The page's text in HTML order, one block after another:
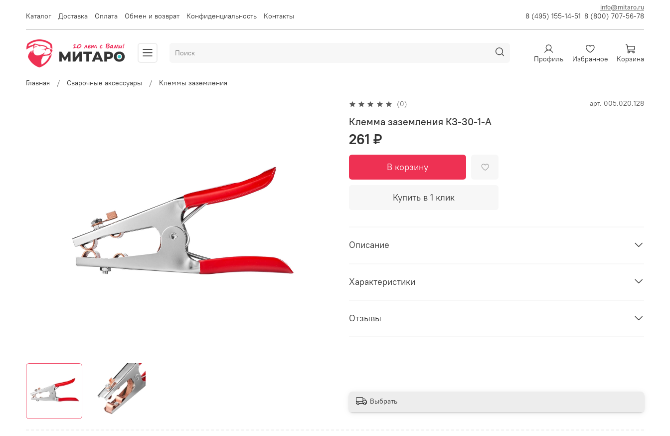
info@mitaro.ru
Каталог Доставка Оплата Обмен и возврат Конфиденциальность Контакты 8 (495) 155-14-51 8 (800) 707-56-78
Профиль Избранное Корзина
Главная Сварочные аксессуары Клеммы заземления
(0) арт. 005.020.128
Клемма заземления КЗ-30-1-А
261 ₽
В корзину
Купить в 1 клик
Описание
Характеристики
Отзывы
Выбрать